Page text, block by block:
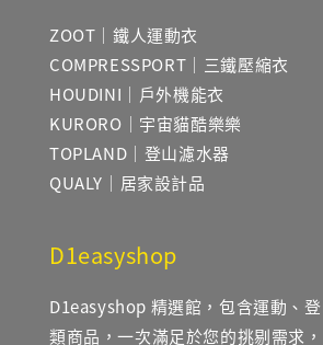
ZOOT｜鐵人運動衣
COMPRESSPORT｜三鐵壓縮衣
HOUDINI｜戶外機能衣
KURORO｜宇宙貓酷樂樂
TOPLAND｜登山濾水器
QUALY｜居家設計品
D1easyshop
D1easyshop 精選館，包含運動、
類商品，一次滿足於您的挑剔需求